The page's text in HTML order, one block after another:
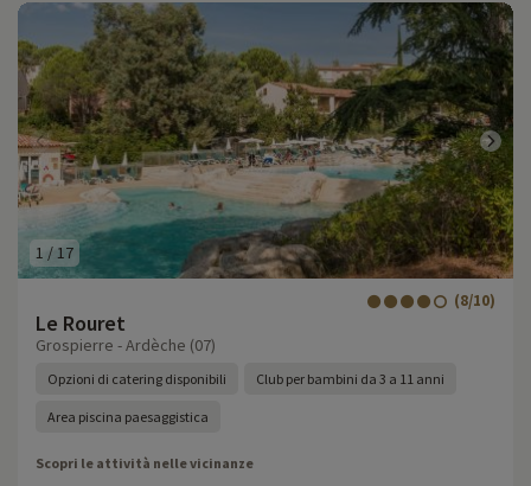
1 /17
Le Rouret
(8/10)
Grospierre - Ardèche (07)
Opzioni di catering disponibili Club per bambini da 3 a 11 anni
Area piscina paesaggistica
Scopri le attività nelle vicinanze